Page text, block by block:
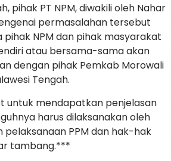
pihak PT NPM, diwakili oleh Nahar
permasalahan tersebut
NPM dan pihak masyarakat
atau bersama-sama akan
dengan pihak Pemkab Morowali
Tengah.
untuk mendapatkan penjelasan
harus dilaksanakan oleh
pelaksanaan PPM dan hak-hak
tambang.***